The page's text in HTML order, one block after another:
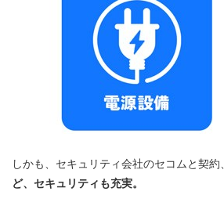
しかも、セキュリティ会社のセコムと契約、
ど、セキュリティも充実。